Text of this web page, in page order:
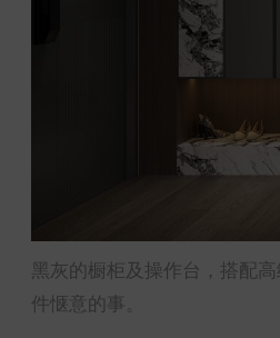
黑灰的橱柜及操作台，搭配
件惬意的事。